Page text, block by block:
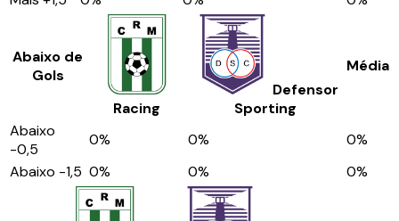
Abaixo de
Gols
Racing
Defensor
Sporting
Média
Abaixo
-0,5
0% 0% 0%
Abaixo -1,5 0% 0% 0%